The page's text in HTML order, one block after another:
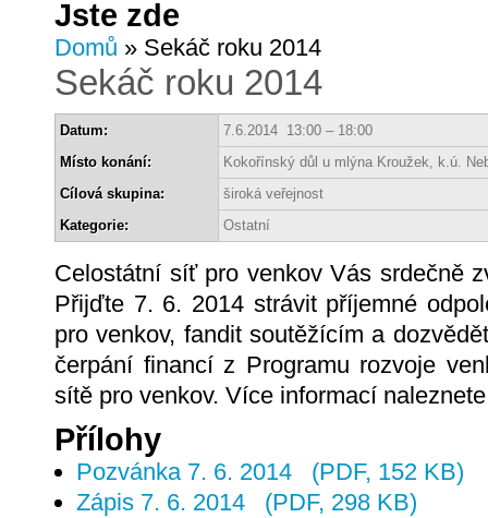
Jste zde
Domů » Sekáč roku 2014
Sekáč roku 2014
Datum:
7.6.2014 13:00 – 18:00
Místo konání:
Kokořínský důl u mlýna Kroužek, k.ú.
Cílová skupina:
široká veřejnost
Kategorie:
Ostatní
Celostátní síť pro venkov Vás srdečně
Přijďte 7. 6. 2014 strávit příjemné
pro venkov, fandit soutěžícím a
čerpání financí z Programu rozvoje
sítě pro venkov. Více informací
Přílohy
Pozvánka 7. 6. 2014
(PDF, 152 KB)
Zápis 7. 6. 2014
(PDF, 298 KB)